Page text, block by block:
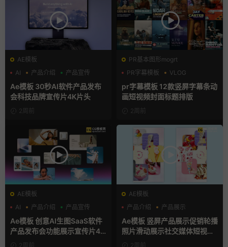
AE模板
AI
产品介绍 产品宣传
Ae模板 30秒AI软件产品发布
会科技品牌宣传片4K片头
2周前
PR基本图形mogrt
PR字幕模板
VLOG
人物介绍
pr字幕模板 12款竖屏字幕条动
画短视频封面标题排版
2周前
AE模板
AI
产品介绍 产品宣传
Ae模板 创意AI生图SaaS软件
产品发布会功能展示宣传片4K
片头2周前
AE模板
产品介绍
产品展示
卡通模板
Ae模板 竖屏产品展示促销轮播
照片滑动展示社交媒体短视频
片头2周前